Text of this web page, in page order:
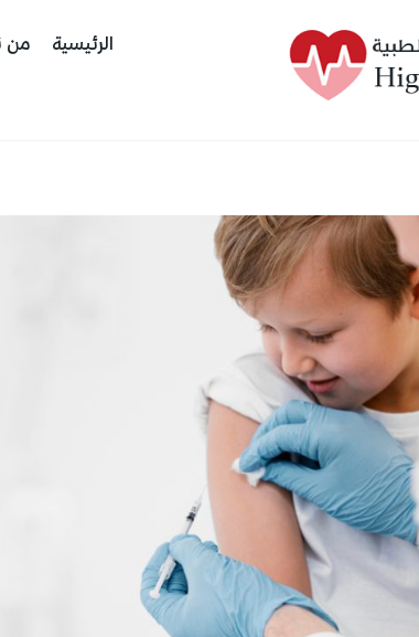
الرئيسية من